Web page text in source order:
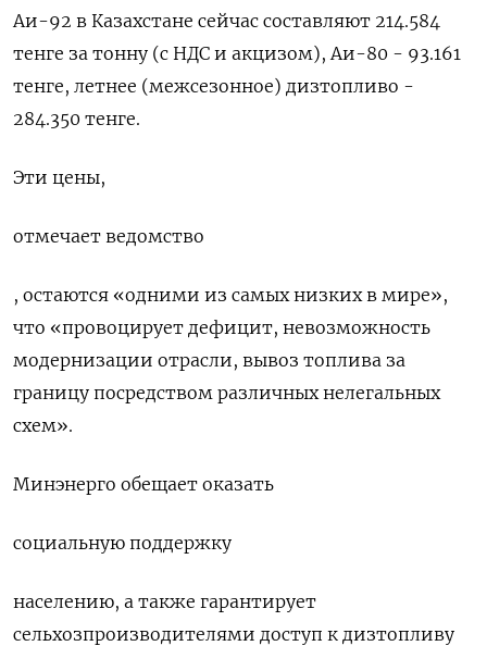
Аи-92 в Казахстане сейчас составляют 214.584
тенге за тонну (с НДС и акцизом), Аи-80 - 93.161
тенге, летнее (межсезонное) дизтопливо -
284.350 тенге.
Эти цены,
отмечает ведомство
, остаются «одними из самых низких в мире»,
что «провоцирует дефицит, невозможность
модернизации отрасли, вывоз топлива за
границу посредством различных нелегальных
схем».
Минэнерго обещает оказать
социальную поддержку
населению, а также гарантирует
сельхозпроизводителями доступ к дизтопливу